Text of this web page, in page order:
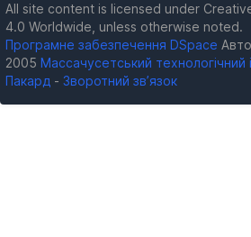
All site content is licensed under
4.0 Worldwide, unless otherwise noted.
Програмне забезпечення DSpace
2005 Массачусетський технологічний
Пакард - Зворотний зв’язок